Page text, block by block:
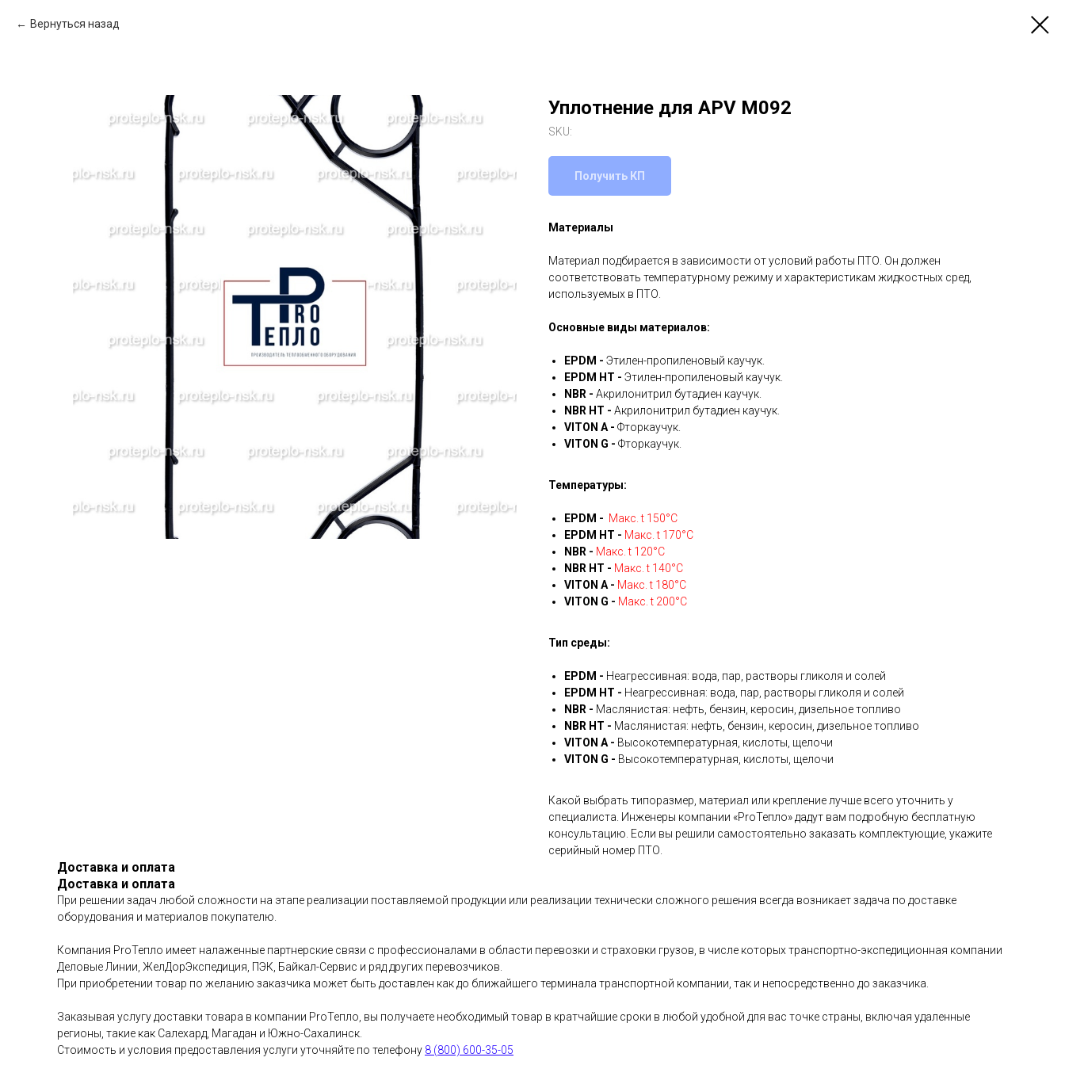
Вернуться назад
Уплотнение для APV M092
SKU:
Получить КП
Материалы
Материал подбирается в зависимости от условий работы ПТО. Он должен
соответствовать температурному режиму и характеристикам жидкостных сред,
используемых в ПТО.
Основные виды материалов:
EPDM - Этилен-пропиленовый каучук.
EPDM HT - Этилен-пропиленовый каучук.
NBR - Акрилонитрил бутадиен каучук.
NBR HT - Акрилонитрил бутадиен каучук.
VITON A - Фторкаучук.
VITON G - Фторкаучук.
Температуры:
EPDM - Макс. t 150°С
EPDM HT - Макс. t 170°С
NBR - Макс. t 120°С
NBR HT - Макс. t 140°С
VITON A - Макс. t 180°С
VITON G - Макс. t 200°С
Тип среды:
EPDM - Неагрессивная: вода, пар, растворы гликоля и солей
EPDM HT - Неагрессивная: вода, пар, растворы гликоля и солей
NBR - Маслянистая: нефть, бензин, керосин, дизельное топливо
NBR HT - Маслянистая: нефть, бензин, керосин, дизельное топливо
VITON A - Высокотемпературная, кислоты, щелочи
VITON G - Высокотемпературная, кислоты, щелочи
Какой выбрать типоразмер, материал или крепление лучше всего уточнить у
специалиста. Инженеры компании «ProТепло» дадут вам подробную бесплатную
консультацию. Если вы решили самостоятельно заказать комплектующие, укажите
серийный номер ПТО.
Доставка и оплата
Доставка и оплата
При решении задач любой сложности на этапе реализации поставляемой продукции или реализации технически сложного решения всегда возникает задача по доставке
оборудования и материалов покупателю.
Компания ProТепло имеет налаженные партнерские связи с профессионалами в области перевозки и страховки грузов, в числе которых транспортно-экспедиционная компании
Деловые Линии, ЖелДорЭкспедиция, ПЭК, Байкал-Сервис и ряд других перевозчиков.
При приобретении товар по желанию заказчика может быть доставлен как до ближайшего терминала транспортной компании, так и непосредственно до заказчика.
Заказывая услугу доставки товара в компании ProТепло, вы получаете необходимый товар в кратчайшие сроки в любой удобной для вас точке страны, включая удаленные
регионы, такие как Салехард, Магадан и Южно-Сахалинск.
Стоимость и условия предоставления услуги уточняйте по телефону 8 (800) 600-35-05